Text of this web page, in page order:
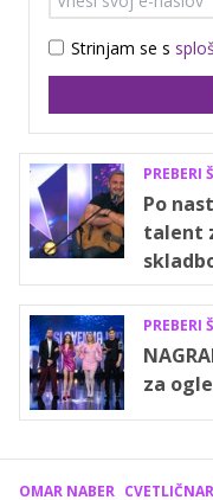
Strinjam se s
PREBERI
Po
talent
PREBERI
za
OMAR NABER